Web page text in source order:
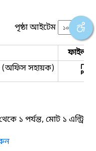
পৃষ্ঠা আইটেম
ফাইল
সহায়ক)
১ পর্যন্ত, মোট ১ এন্ট্রি